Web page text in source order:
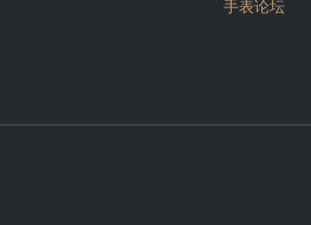
手表论坛